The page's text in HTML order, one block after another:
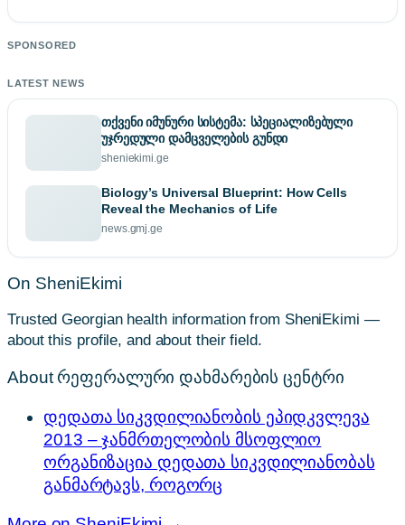
SPONSORED
LATEST NEWS
თქვენი იმუნური სისტემა: სპეციალიზებული
უჯრედული დამცველების გუნდი
sheniekimi.ge
Biology’s Universal Blueprint: How Cells
Reveal the Mechanics of Life
news.gmj.ge
On SheniEkimi
Trusted Georgian health information from SheniEkimi —
about this profile, and about their field.
About რეფერალური დახმარების ცენტრი
დედათა სიკვდილიანობის ეპიდკვლევა
2013 – ჯანმრთელობის მსოფლიო
ორგანიზაცია დედათა სიკვდილიანობას
განმარტავს, როგორც